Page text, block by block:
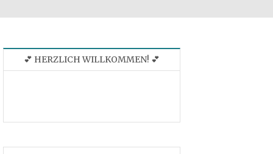
💕 HERZLICH WILLKOMMEN! 💕